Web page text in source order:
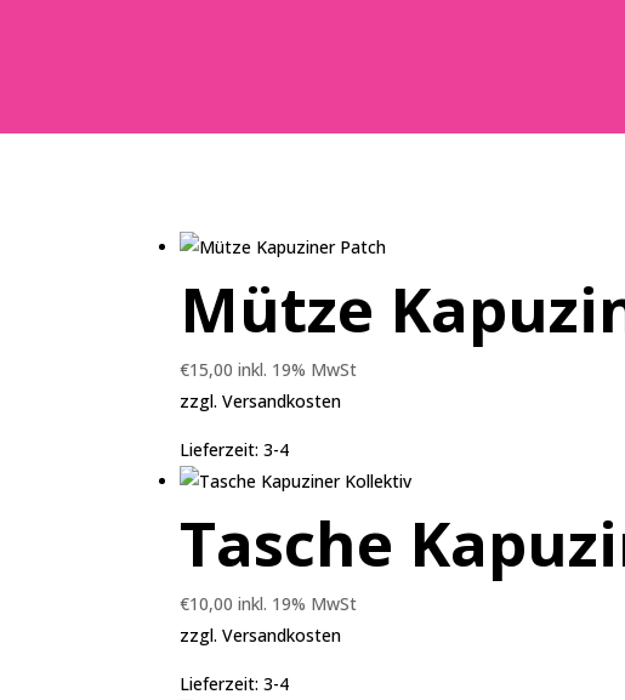
Mütze
€15,00 inkl. 19% MwSt
zzgl.Versandkosten
Lieferzeit:3-4
Tasche
€10,00 inkl. 19% MwSt
zzgl.Versandkosten
Lieferzeit:3-4